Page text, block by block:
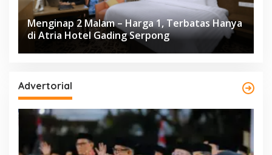
Menginap 2 Malam – Harga 1, Terbatas Hanya
di Atria Hotel Gading Serpong
Advertorial